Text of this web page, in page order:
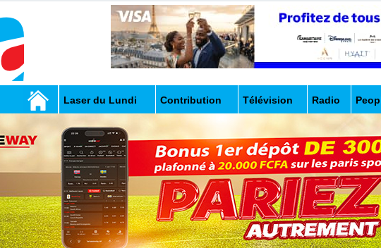
Laser du Lundi Contribution Télévision Radio